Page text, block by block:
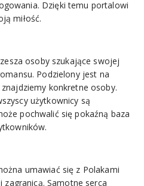
Dzięki temu portalowi
miłość.
osoby szukające swojej
Podzielony jest na
konkretne osoby.
użytkownicy są
pochwalić się pokaźną baza
umawiać się z Polakami
Samotne serca